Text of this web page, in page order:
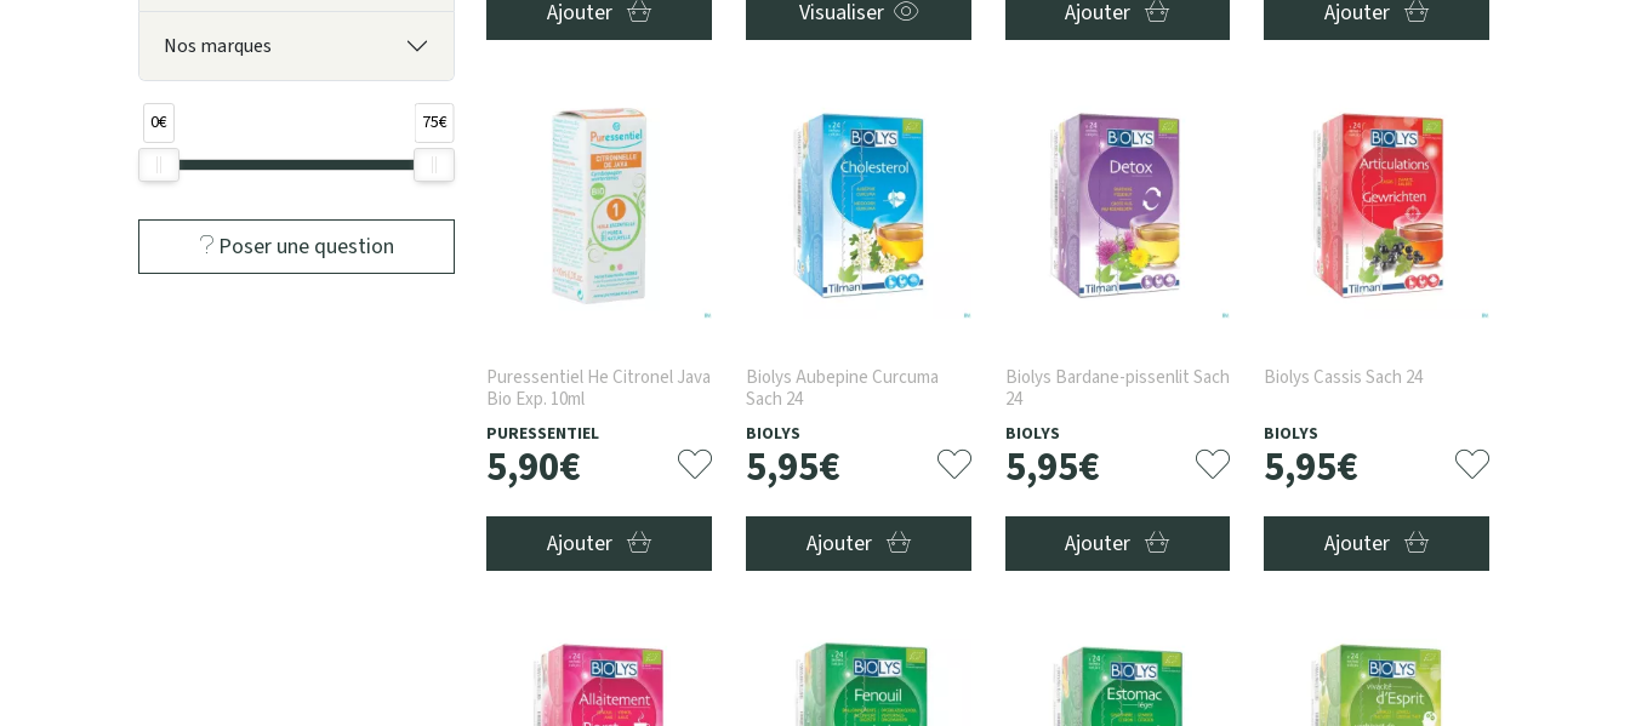
Ajouter Visualiser Ajouter Ajouter
Puressentiel He Citronel Java
Bio Exp. 10ml
PURESSENTIEL
5,90€
Ajouter
Biolys Aubepine Curcuma
Sach 24
BIOLYS
5,95€
Ajouter
Biolys Bardane-pissenlit Sach
24
BIOLYS
5,95€
Ajouter
Biolys Cassis Sach 24
BIOLYS
5,95€
Ajouter
Nos marques
0€ 75€
Poser une question